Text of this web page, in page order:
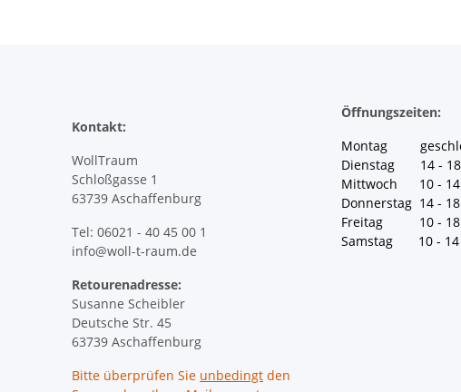
Kontakt:
WollTraum
Schloßgasse 1
63739 Aschaffenburg
Tel: 06021 - 40 45 00 1
info@woll-t-raum.de
Retourenadresse:
Susanne Scheibler
Deutsche Str. 45
63739 Aschaffenburg
Bitte überprüfen Sie unbedingt den
Öffnungszeiten:
Montag
Dienstag 14 - 18
Mittwoch 10 - 14
Donnerstag 14 -
Freitag 10 - 18
Samstag 10 - 14